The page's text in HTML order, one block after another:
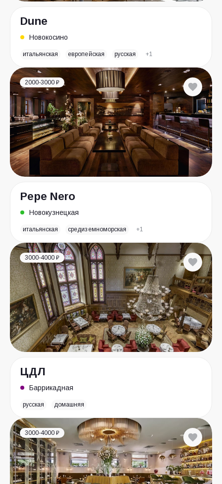
Dune
Новокосино
итальянская европейская русская +1
2000-3000 ₽
Pepe Nero
Новокузнецкая
итальянская средиземноморская +1
3000-4000 ₽
ЦДЛ
Баррикадная
русская домашняя
3000-4000 ₽